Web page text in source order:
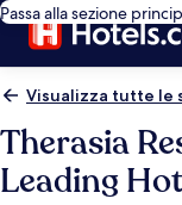
Passa alla sezione
Visualizza tutte le
Therasia
Leading